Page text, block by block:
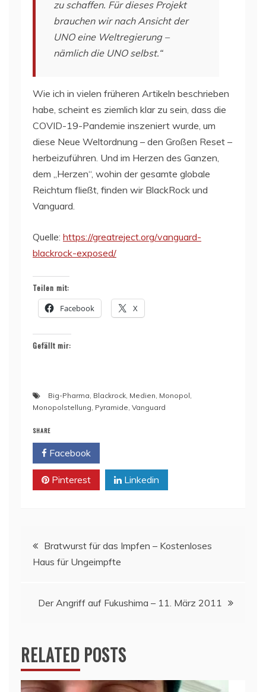
zu schaffen. Für dieses Projekt
brauchen wir nach Ansicht der
UNO eine Weltregierung –
nämlich die UNO selbst.“
Wie ich in vielen früheren Artikeln beschrieben
habe, scheint es ziemlich klar zu sein, dass die
COVID-19-Pandemie inszeniert wurde, um
diese Neue Weltordnung – den Großen Reset –
herbeizuführen. Und im Herzen des Ganzen,
dem „Herzen“, wohin der gesamte globale
Reichtum fließt, finden wir BlackRock und
Vanguard.
Quelle: https://greatreject.org/vanguard-
blackrock-exposed/
Teilen mit:
Facebook X
Gefällt mir:
Big-Pharma, Blackrock, Medien, Monopol,
Monopolstellung, Pyramide, Vanguard
SHARE
Facebook
Pinterest Linkedin
Beitragsnavigation
Bratwurst für das Impfen – Kostenloses
Haus für Ungeimpfte
Der Angriff auf Fukushima – 11. März 2011
RELATED POSTS